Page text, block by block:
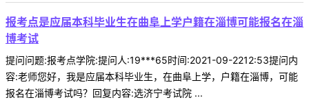
报考点是应届本科毕业生在曲阜上学户籍在淄博可能报名在淄
博考试
提问问题:报考点学院:提问人:19***65时间:2021-09-2212:53提问内
容:老师您好，我是应届本科毕业生，在曲阜上学，户籍在淄博，可能
报名在淄博考试吗？回复内容:选济宁考试院 ...